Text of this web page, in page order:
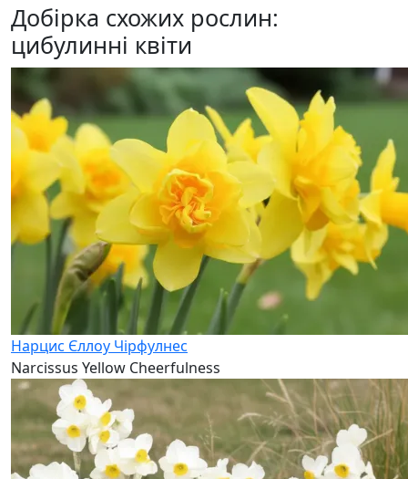
Добірка схожих рослин:
цибулинні квіти
Нарцис Єллоу Чірфулнес
Narcissus Yellow Cheerfulness